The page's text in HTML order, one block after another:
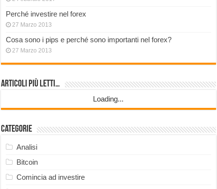
Perché investire nel forex
27 Marzo 2013
Cosa sono i pips e perché sono importanti nel forex?
27 Marzo 2013
Articoli più Letti…
Loading...
Categorie
Analisi
Bitcoin
Comincia ad investire